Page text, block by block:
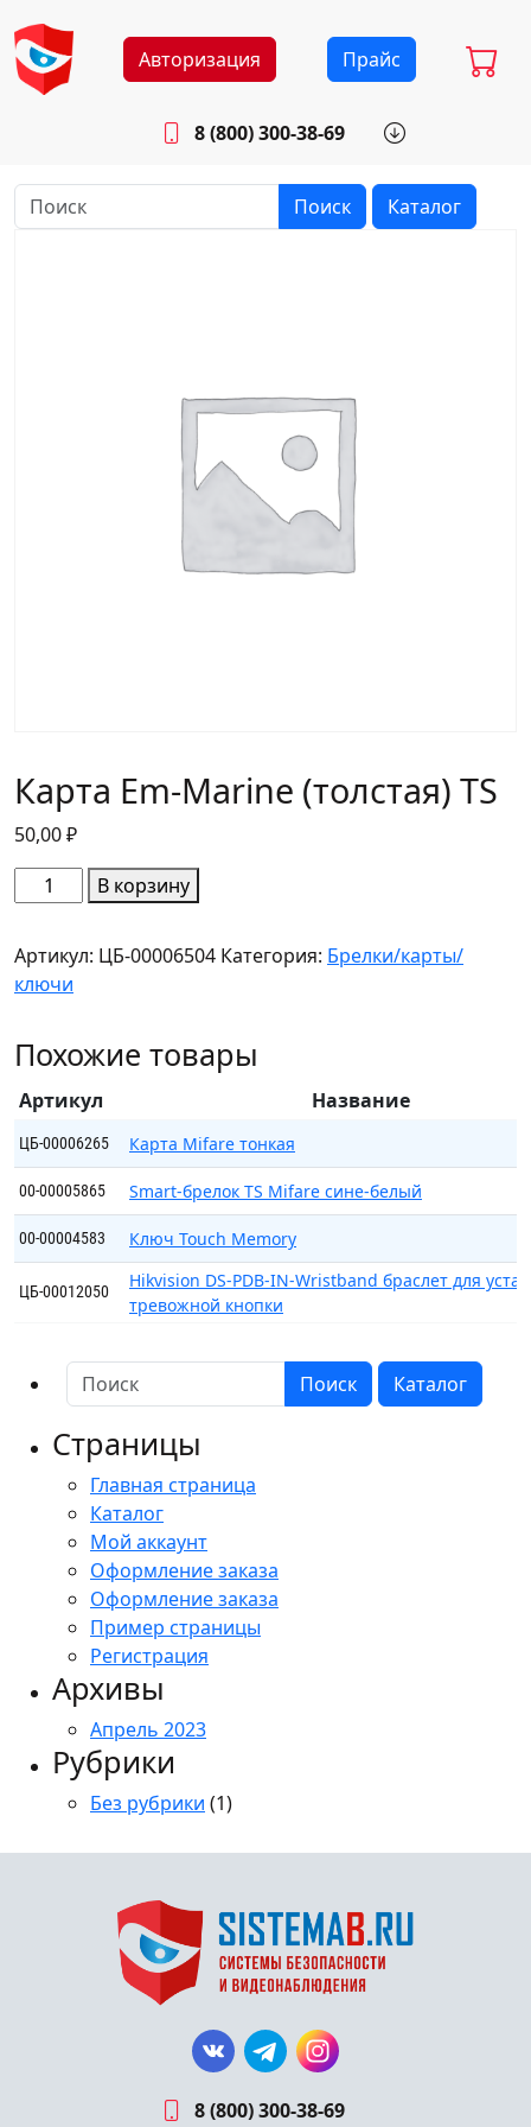
Авторизация Прайс
8 (800) 300-38-69
Будни: 8.30 - 17.00
Поиск Каталог
Карта Em-Marine (толстая) TS
50,00₽
Количество
товара
Em-
Marine
TS
В корзину
Артикул: ЦБ-00006504 Категория: Брелки/карты/
ключи
Похожие товары
Артикул Название
ЦБ-00006265 Карта Mifare тонкая
00-00005865 Smart-брелок TS Mifare сине-белый
00-00004583 Ключ Touch Memory
ЦБ-00012050
Hikvision DS-PDB-IN-Wristband браслет для
тревожной кнопки
Поиск Каталог
Страницы
Главная страница
Каталог
Мой аккаунт
Оформление заказа
Оформление заказа
Пример страницы
Регистрация
Архивы
Апрель 2023
Рубрики
Без рубрики (1)
8 (800) 300-38-69